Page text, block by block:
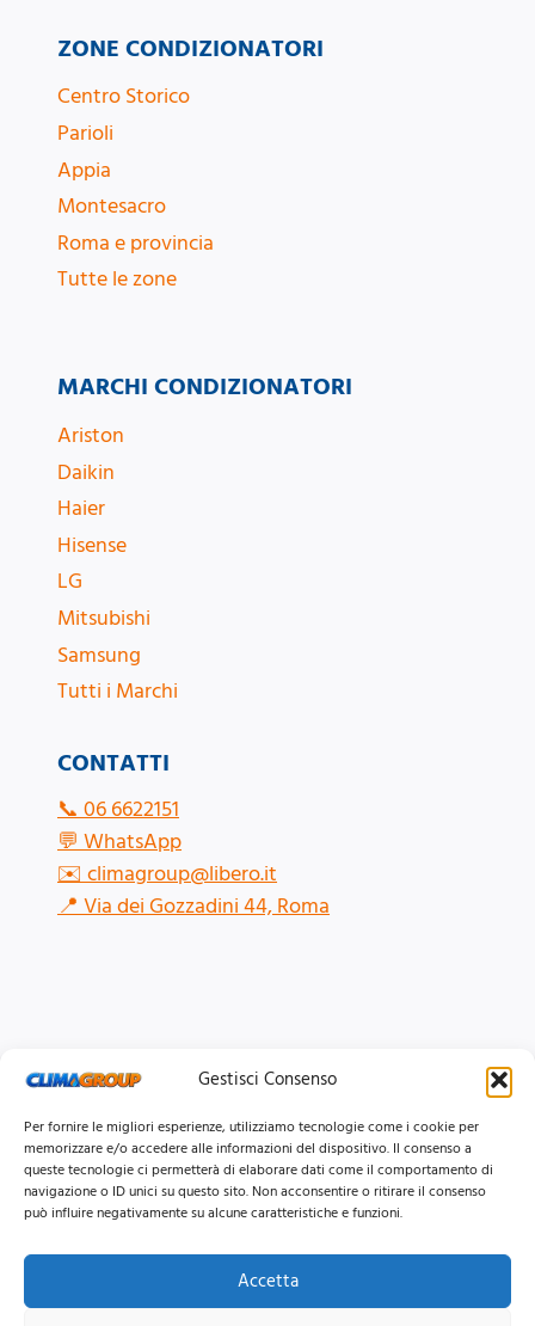
Gestisci Consenso
Per fornire le migliori esperienze, utilizziamo tecnologie come i cookie per
memorizzare e/o accedere alle informazioni del dispositivo. Il consenso a
queste tecnologie ci permetterà di elaborare dati come il comportamento di
navigazione o ID unici su questo sito. Non acconsentire o ritirare il consenso
può influire negativamente su alcune caratteristiche e funzioni.
Accetta
ZONE CONDIZIONATORI
Centro Storico
Parioli
Appia
Montesacro
Roma e provincia
Tutte le zone
CONTATTI
📞06 6622151
💬WhatsApp
✉️climagroup@libero.it
📍Via dei Gozzadini 44, Roma
MARCHI CONDIZIONATORI
Ariston
Daikin
Haier
Hisense
LG
Mitsubishi
Samsung
Tutti i Marchi
© 2026 Clima Group Impianti Srls P.IVA: 17771951005